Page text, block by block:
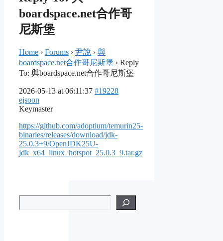
boardspace.net合作哥
尼斯堡
Home › Forums › 尹說 › 與
boardspace.net合作哥尼斯堡 › Reply
To: 與boardspace.net合作哥尼斯堡
2026-05-13 at 06:11:37 #19228
ejsoon
Keymaster
https://github.com/adoptium/temurin25-
binaries/releases/download/jdk-
25.0.3+9/OpenJDK25U-
jdk_x64_linux_hotspot_25.0.3_9.tar.gz